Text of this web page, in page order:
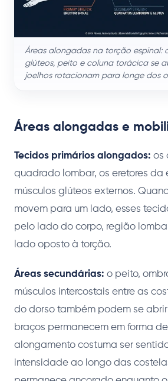
Áreas alongadas na torção espinal:
glúteos, peito e coluna torácica se
joelhos rotacionam para longe dos
Áreas alongadas e
Tecidos primários alongados: os
quadrado lombar, os eretores da
músculos glúteos externos.
movem para um lado, esses
pelo lado do corpo, região
lado oposto à torção.
Áreas secundárias: o peito,
músculos intercostais entre as
do dorso também podem se
braços permanecem em forma de
alongamento costuma ser
intensidade ao longo das